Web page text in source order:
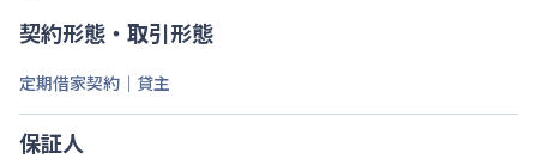
契約形態・取引形態
定期借家契約｜貸主
保証人